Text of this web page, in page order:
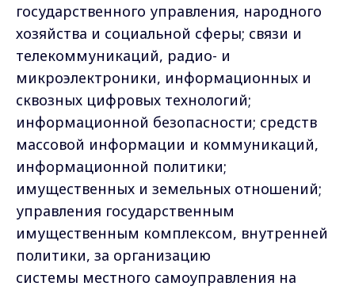
государственного управления, народного
хозяйства и социальной сферы; связи и
телекоммуникаций, радио- и
микроэлектроники, информационных и
сквозных цифровых технологий;
информационной безопасности; средств
массовой информации и коммуникаций,
информационной политики;
имущественных и земельных отношений;
управления государственным
имущественным комплексом, внутренней
политики, за организацию
системы местного самоуправления на